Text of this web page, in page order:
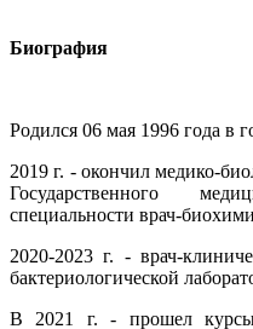
Биография
Родился 06 мая 1996 года в
2019 г. - окончил медико-
Государственного
специальности врач-
2020-2023 г. - врач-
бактериологической
В 2021 г. - прошел